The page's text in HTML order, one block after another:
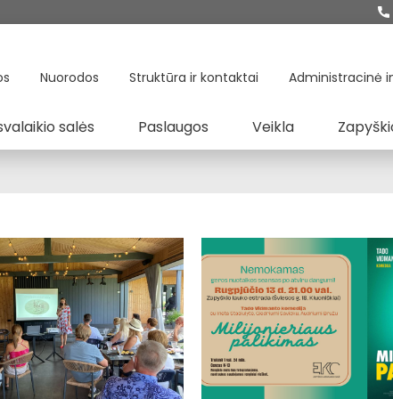
Nuorodos Struktūra ir kontaktai Administracinė
salės Paslaugos Veikla